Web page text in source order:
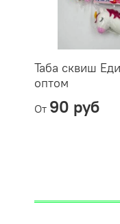
Таба сквиш
оптом
От 90 руб